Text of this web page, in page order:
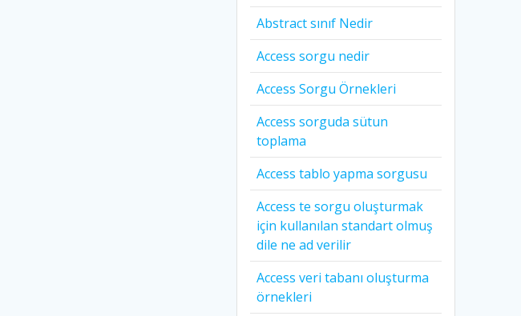
Abstract sınıf Nedir
Access sorgu nedir
Access Sorgu Örnekleri
Access sorguda sütun
toplama
Access tablo yapma sorgusu
Access te sorgu oluşturmak
için kullanılan standart olmuş
dile ne ad verilir
Access veri tabanı oluşturma
örnekleri